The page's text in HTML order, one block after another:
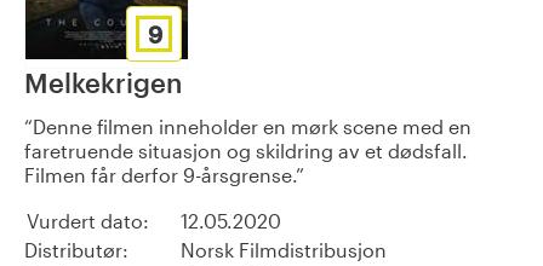
9
Melkekrigen
Denne filmen inneholder en mørk scene med en
faretruende situasjon og skildring av et dødsfall.
Filmen får derfor 9-årsgrense.
Vurdert dato:
12.05.2020
Distributør:
Norsk Filmdistribusjon